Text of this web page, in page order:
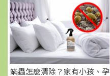
蟎蟲怎麼清除？家有小孩、孕